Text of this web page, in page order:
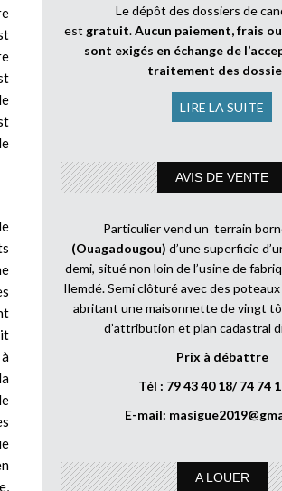
Le dépôt des dossiers de
est gratuit.Aucun paiement, frais
sont exigés en échange de
traitement des
LIRE LA SUITE
AVIS DE VENTE
Particulier vend un terrain
(Ouagadougou) d’une superficie
demi, situé non loin de l’usine de
Ilemdé. Semi clôturé avec des
abritant une maisonnette de vingt
d’attribution et plan cadastral
Prix à débattre
Tél : 79 43 40 18/ 74 74
E-mail:
A LOUER